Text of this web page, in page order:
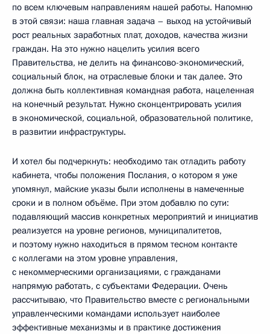
по всем ключевым направлениям нашей работы. Напомню
в этой связи: наша главная задача – выход на устойчивый
рост реальных заработных плат, доходов, качества жизни
граждан. На это нужно нацелить усилия всего
Правительства, не делить на финансово-экономический,
социальный блок, на отраслевые блоки и так далее. Это
должна быть коллективная командная работа, нацеленная
на конечный результат. Нужно сконцентрировать усилия
в экономической, социальной, образовательной политике,
в развитии инфраструктуры.
И хотел бы подчеркнуть: необходимо так отладить работу
кабинета, чтобы положения Послания, о котором я уже
упомянул, майские указы были исполнены в намеченные
сроки и в полном объёме. При этом добавлю по сути:
подавляющий массив конкретных мероприятий и инициатив
реализуется на уровне регионов, муниципалитетов,
и поэтому нужно находиться в прямом тесном контакте
с коллегами на этом уровне управления,
с некоммерческими организациями, с гражданами
напрямую работать, с субъектами Федерации. Очень
рассчитываю, что Правительство вместе с региональными
управленческими командами использует наиболее
эффективные механизмы и в практике достижения